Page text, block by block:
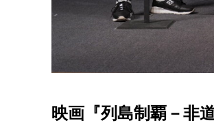
映画『列島制覇－非